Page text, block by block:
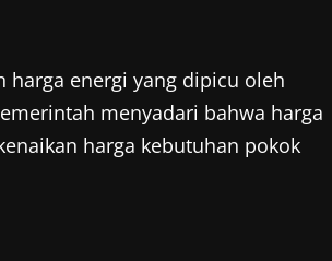
harga energi yang dipicu oleh
menyadari bahwa harga
harga kebutuhan pokok